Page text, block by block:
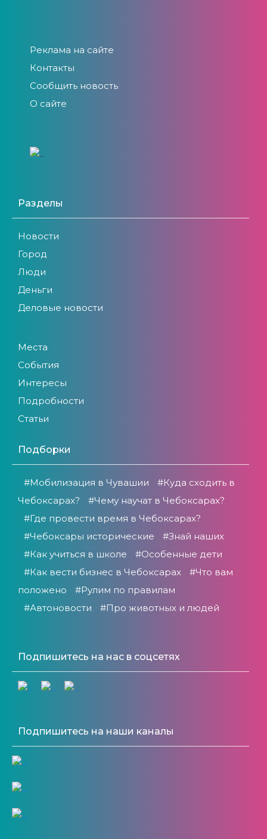
Реклама на сайте
Контакты
Сообщить новость
О сайте
Разделы
Новости
Город
Люди
Деньги
Деловые новости
Места
События
Интересы
Подробности
Статьи
Подборки
#Мобилизация в Чувашии
#Куда сходить в
Чебоксарах?
#Чему научат в Чебоксарах?
#Где провести время в Чебоксарах?
#Чебоксары исторические
#Знай наших
#Как учиться в школе
#Особенные дети
#Как вести бизнес в Чебоксарах
#Что вам
положено
#Рулим по правилам
#Автоновости
#Про животных и людей
Подпишитесь на нас в соцсетях
Подпишитесь на наши каналы